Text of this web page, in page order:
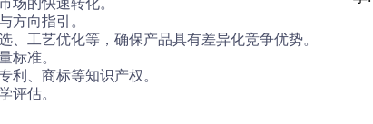
方向指引。
工艺优化等，确保产品具有差异化竞争优势。
标准。
利、商标等知识产权。
评估。